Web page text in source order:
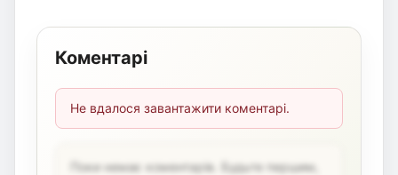
Коментарі
Не вдалося завантажити коментарі.
Поки немає коментарів. Будьте першим,